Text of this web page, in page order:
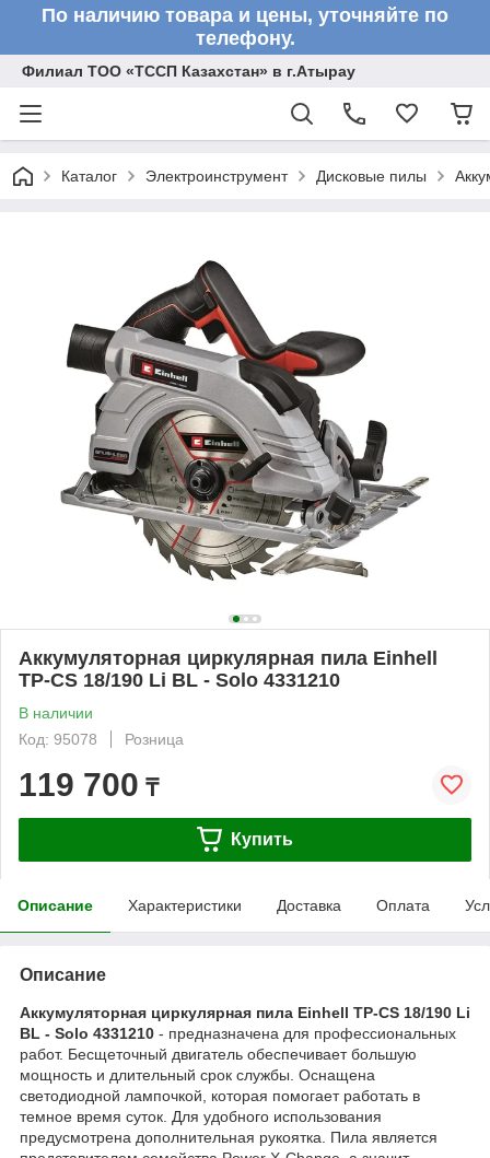
По наличию товара и цены, уточняйте по
телефону.
Филиал ТОО «ТССП Казахстан» в г.Атырау
Каталог Электроинструмент Дисковые пилы
Аккумуляторная циркулярная пила Einhell
TP-CS 18/190 Li BL - Solo 4331210
В наличии
Код: 95078
Розница
119 700 ₸
Купить
Описание Характеристики Доставка Оплата
Описание
Аккумуляторная циркулярная пила Einhell TP-CS 18/190 Li
BL - Solo 4331210 - предназначена для профессиональных
работ. Бесщеточный двигатель обеспечивает большую
мощность и длительный срок службы. Оснащена
светодиодной лампочкой, которая помогает работать в
темное время суток. Для удобного использования
предусмотрена дополнительная рукоятка. Пила является